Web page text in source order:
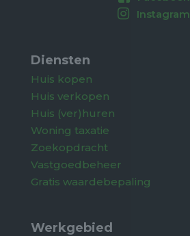
Instagram
Diensten
Huis kopen
Huis verkopen
Huis (ver)huren
Woning taxatie
Zoekopdracht
Vastgoedbeheer
Gratis waardebepaling
Werkgebied